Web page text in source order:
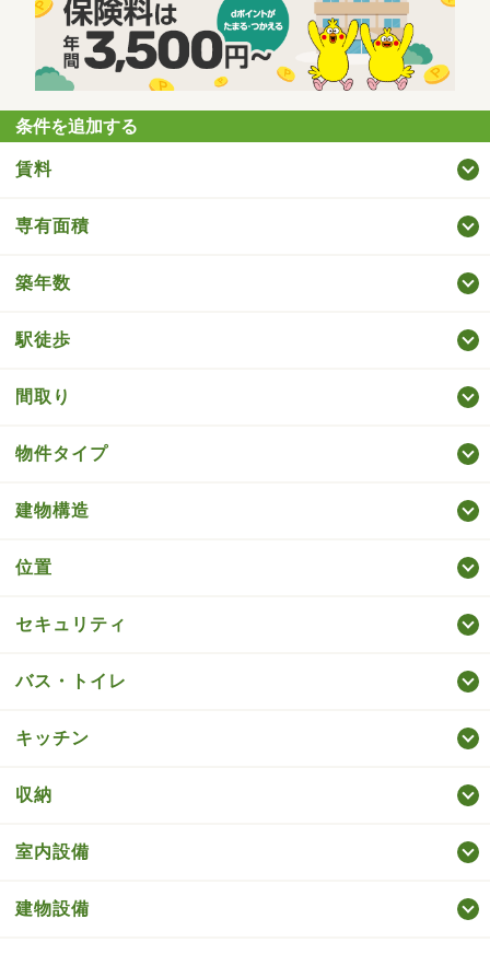
条件を追加する
賃料
専有面積
築年数
駅徒歩
間取り
物件タイプ
建物構造
位置
セキュリティ
バス・トイレ
キッチン
収納
室内設備
建物設備